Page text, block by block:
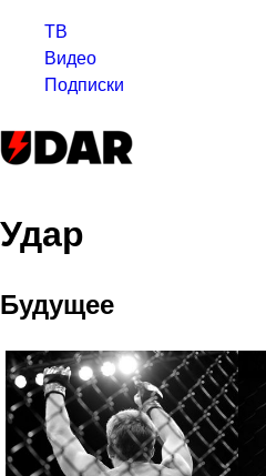
ТВ
Видео
Подписки
Удар
Будущее